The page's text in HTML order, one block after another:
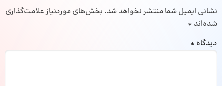
نشانی ایمیل شما منتشر نخواهد شد. بخش‌های موردنیاز علامت‌گذاری
شده‌اند *
دیدگاه *